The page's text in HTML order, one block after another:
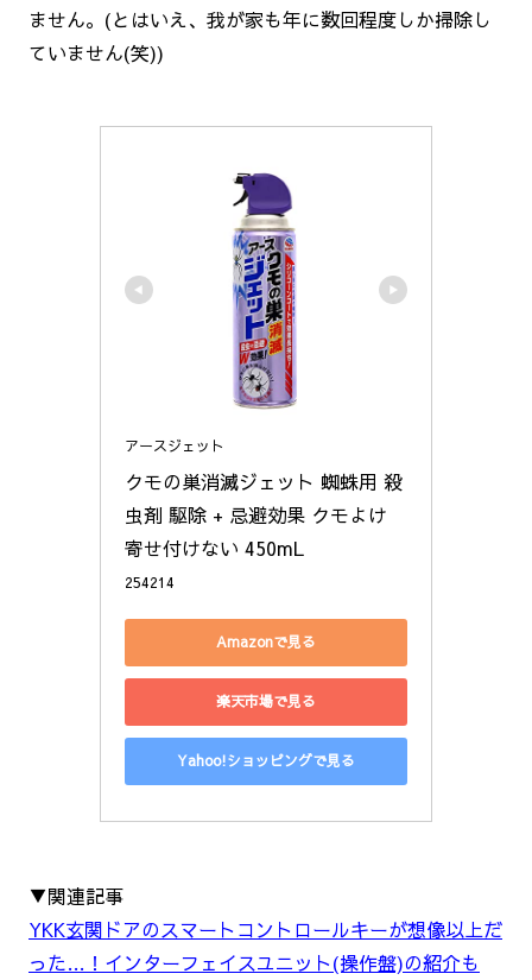
ません。(とはいえ、我が家も年に数回程度しか掃除し
ていません(笑))
アースジェット
クモの巣消滅ジェット 蜘蛛用 殺
虫剤 駆除 + 忌避効果 クモよけ
寄せ付けない 450mL
254214
Amazonで見る
楽天市場で見る
Yahoo!ショッピングで見る
▼関連記事
YKK玄関ドアのスマートコントロールキーが想像以上だ
った…！インターフェイスユニット(操作盤)の紹介も